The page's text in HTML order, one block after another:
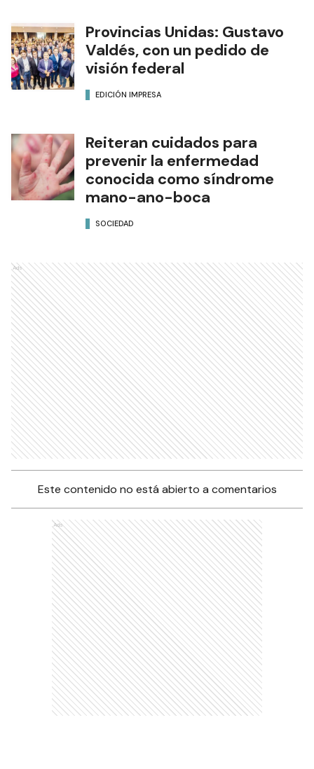
Provincias Unidas: Gustavo
Valdés, con un pedido de
visión federal
EDICIÓN IMPRESA
Reiteran cuidados para
prevenir la enfermedad
conocida como síndrome
mano-ano-boca
SOCIEDAD
Ads
Este contenido no está abierto a comentarios
Ads